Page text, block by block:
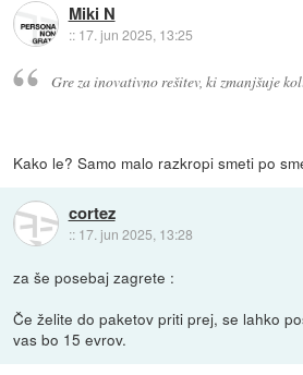
Miki N
:: 17. jun 2025, 13:25
Gre za inovativno rešitev, ki zmanjšuje
Kako le? Samo malo razkropi smeti po
cortez
:: 17. jun 2025, 13:28
za še posebaj zagrete :
Če želite do paketov priti prej, se lahko
vas bo 15 evrov.